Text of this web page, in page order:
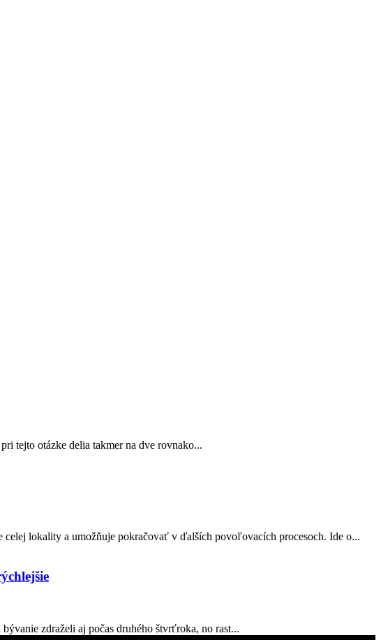
tejto otázke delia takmer na dve rovnako...
lokality a umožňuje pokračovať v ďalších povoľovacích procesoch. Ide o...
zdraželi aj počas druhého štvrťroka, no rast...